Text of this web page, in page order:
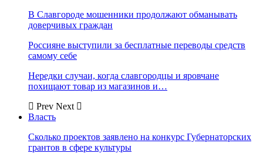
В Славгороде мошенники продолжают обманывать
доверчивых граждан
Россияне выступили за бесплатные переводы средств
самому себе
Нередки случаи, когда славгородцы и яровчане
похищают товар из магазинов и…
Prev Next
Власть
Сколько проектов заявлено на конкурс Губернаторских
грантов в сфере культуры